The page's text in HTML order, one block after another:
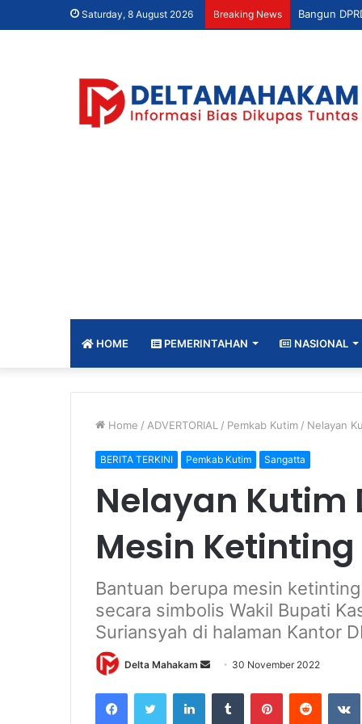
Saturday, 8 August 2026 Breaking News
HOME PEMERINTAHAN NASIONAL
Home / ADVERTORIAL / Pemkab Kutim / Nelayan
BERITA TERKINI Pemkab Kutim Sangatta
Nelayan Kutim
Mesin Ketinting
Bantuan berupa mesin
secara simbolis Wakil Bupati
Suriansyah di halaman Kantor
Delta Mahakam 30 November 2022